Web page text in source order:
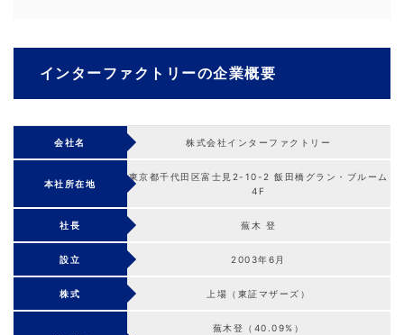
インターファクトリーの企業概要
会社名 株式会社インターファクトリー
本社所在地
東京都千代田区富士見2-10-2 飯田橋グラン・ブルーム
4F
社長 蕪木 登
設立 2003年6月
株式 上場（東証マザーズ）
蕪木登（40.09%）